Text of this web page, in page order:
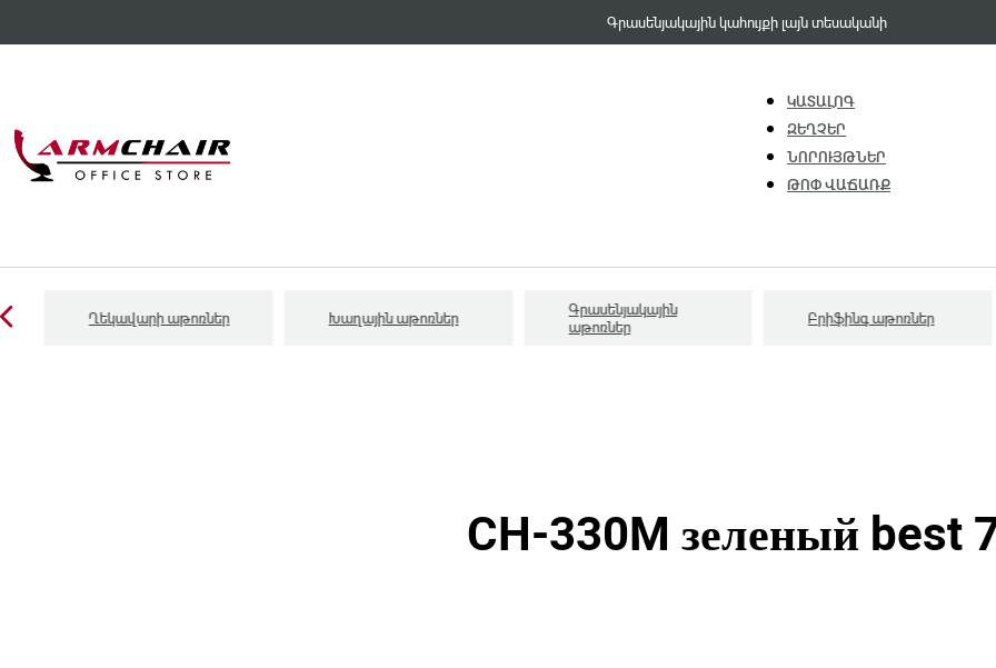
Գրասենյակային կահույքի լայն տեսականի
ԿԱՏԱԼՈԳ
ԶԵՂՉԵՐ
ՆՈՐՈՒՅԹՆԵՐ
ԹՈՓ ՎԱՃԱՌՔ
Ղեկավարի աթոռներ Խաղային աթոռներ
Գրասենյակային
աթոռներ
Բրիֆինգ աթոռներ
CH-330M зеленый best